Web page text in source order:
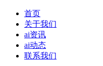
首页
关于我们
ai资讯
ai动态
联系我们